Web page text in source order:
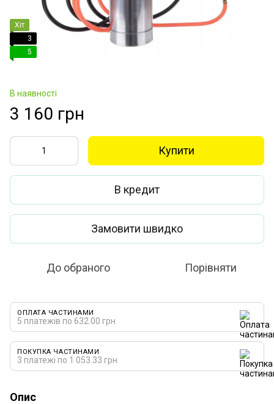
Хіт
3
5
В наявності
3 160 грн
Купити
В кредит
Замовити швидко
До обраного Порівняти
ОПЛАТА ЧАСТИНАМИ
5 платежів по 632.00 грн
ПОКУПКА ЧАСТИНАМИ
3 платежі по 1 053.33 грн
Опис